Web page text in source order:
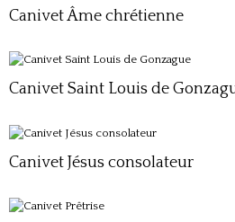
Canivet Âme chrétienne
Canivet Saint Louis de
Canivet Jésus consolateur